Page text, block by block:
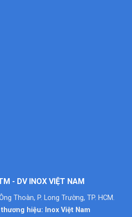
- DV INOX VIỆT NAM
Thoàn, P. Long Trường, TP. HCM.
hiệu: Inox Việt Nam